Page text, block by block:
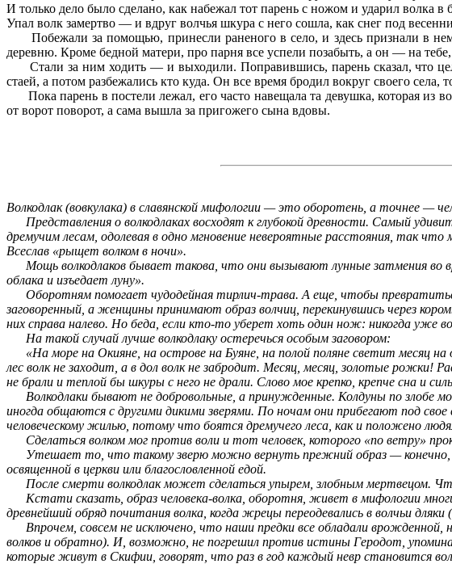
И только дело было сделано, как набежал тот парень с ножом и ударил волка
Упал волк замертво — и вдруг волчья шкура с него сошла, как снег под
Побежали за помощью, принесли раненого в село, и здесь признали в
деревню. Кроме бедной матери, про парня все успели позабыть, а он — на
Стали за ним ходить — и выходили. Поправившись, парень сказал, что
стаей, а потом разбежались кто куда. Он все время бродил вокруг своего села,
Пока парень в постели лежал, его часто навещала та девушка, которая из
от ворот поворот, а сама вышла за пригожего сына вдовы.
Волкодлак (вовкулака) в славянской мифологии — это оборотень, а точнее —
Представления о волкодлаках восходят к глубокой древности. Самый
дремучим лесам, одолевая в одно мгновение невероятные расстояния, так что
Всеслав «рыщет волком в ночи».
Мощь волкодлаков бывает такова, что они вызывают лунные затмения во
облака и изъедает луну».
Оборотням помогает чудодейная тирлич-трава. А еще, чтобы превратиться
заговоренный, а женщины принимают образ волчиц, перекинувшись через
них справа налево. Но беда, если кто-то уберет хоть один нож: никогда уже
На такой случай лучше волкодлаку остеречься особым заговором:
«На море на Окияне, на острове на Буяне, на полой поляне светит месяц на
лес волк не заходит, а в дол волк не забродит. Месяц, месяц, золотые рожки!
не брали и теплой бы шкуры с него не драли. Слово мое крепко, крепче сна и
Волкодлаки бывают не добровольные, а принужденные. Колдуны по злобе
иногда общаются с другими дикими зверями. По ночам они прибегают под
человеческому жилью, потому что боятся дремучего леса, как и положено
Сделаться волком мог против воли и тот человек, которого «по ветру»
Утешает то, что такому зверю можно вернуть прежний образ — конечно,
освященной в церкви или благословленной едой.
После смерти волкодлак может сделаться упырем, злобным мертвецом.
Кстати сказать, образ человека-волка, оборотня, живет в мифологии
древнейший обряд почитания волка, когда жрецы переодевались в волчьи
Впрочем, совсем не исключено, что наши предки все обладали врожденной,
волков и обратно). И, возможно, не погрешил против истины Геродот,
которые живут в Скифии, говорят, что раз в год каждый невр становится